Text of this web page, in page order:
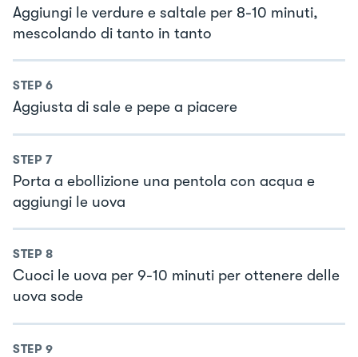
Aggiungi le verdure e saltale per 8-10 minuti,
mescolando di tanto in tanto
STEP 6
Aggiusta di sale e pepe a piacere
STEP 7
Porta a ebollizione una pentola con acqua e
aggiungi le uova
STEP 8
Cuoci le uova per 9-10 minuti per ottenere delle
uova sode
STEP 9